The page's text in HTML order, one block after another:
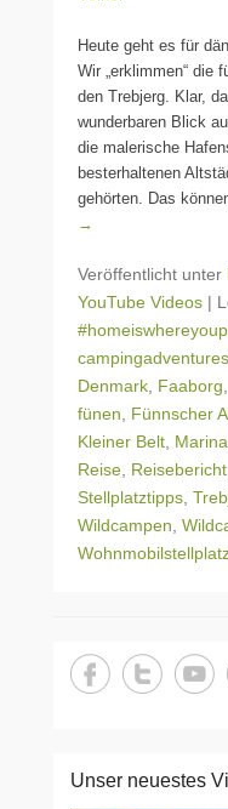
Heute geht es für
Wir „erklimmen“ die
den Trebjerg. Klar,
wunderbaren Blick
die malerische
besterhaltenen
gehörten. Das
→
Veröffentlicht unter
YouTube Videos |
campingadventures
Denmark Faaborg
fünen
Fünnscher
Kleiner Belt Marina
Reise Reisebericht
Stellplatztipps
Wildcampen
Unser neuestes